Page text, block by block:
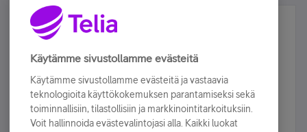
Älä jää paitsi – osallistu ja voita!
Tilaa Telian uutiskirje ja olet mukana arvonnassa.
sähköpostiisi.
Tilaa nyt
Käytämme sivustollamme evästeitä
Käytämme sivustollamme evästeitä ja vastaavia
teknologioita käyttökokemuksen parantamiseksi sekä
toiminnallisiin, tilastollisiin ja markkinointitarkoituksiin.
Voit hallinnoida evästevalintojasi alla. Kaikki luokat